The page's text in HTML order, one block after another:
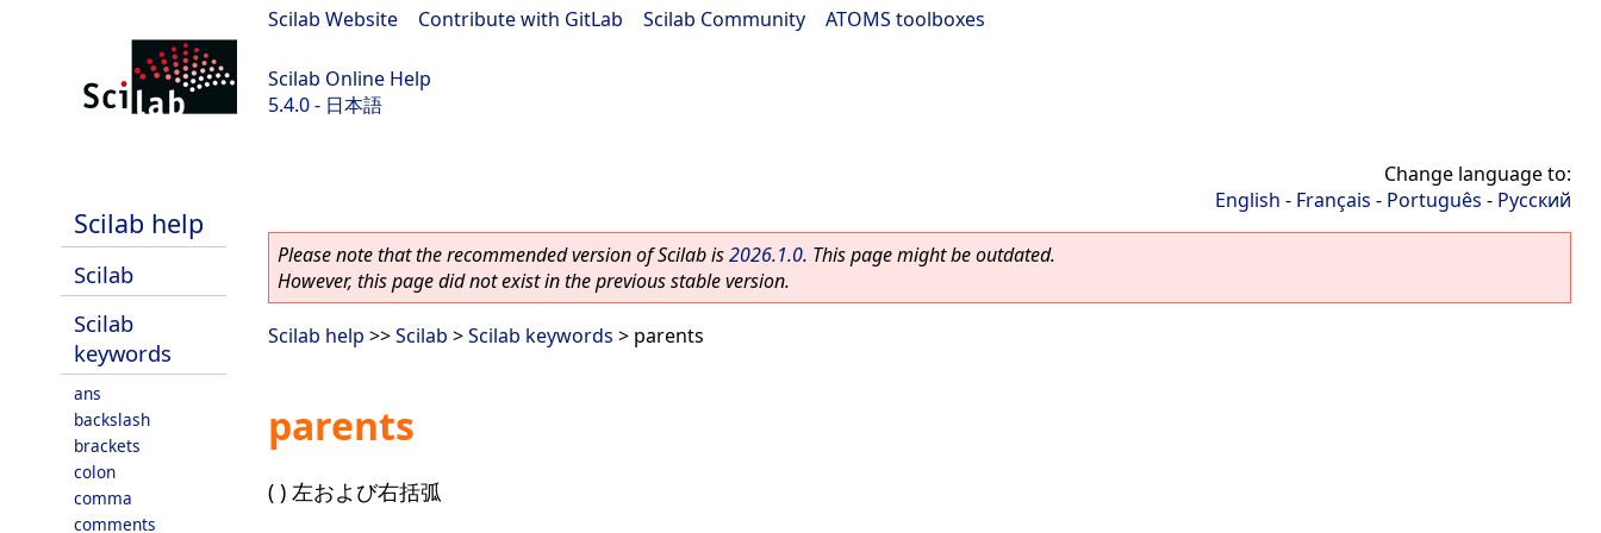
Scilab Website Contribute with GitLab Scilab Community ATOMS toolboxes
Scilab Online Help
5.4.0 - 日本語
Scilab help
Scilab
Scilab
keywords
ans
backslash
brackets
colon
comma
comments
Change language to:
English - Français - Português - Русский
Please note that the recommended version of Scilab is2026.1.0. This page might be outdated.
However, this page did not exist in the previous stable version.
Scilab help >>Scilab >Scilab keywords > parents
parents
( ) 左および右括弧